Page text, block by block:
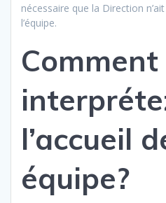
nécessaire que la Direction
l’équipe.
Comment
l’accueil
équipe?